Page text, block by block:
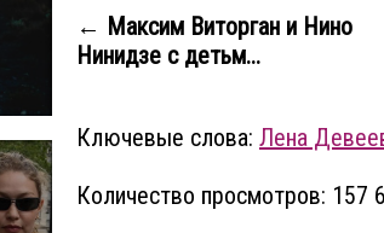
← Максим Виторган и Нино
Нинидзе с детьм...
Ключевые слова: Лена
Количество просмотров: 157